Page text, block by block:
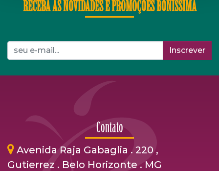
RECEBA AS NOVIDADES E PROMOÇÕES BONÍSSIMA
Inscrever
Contato
Avenida Raja Gabaglia . 220 ,
Gutierrez . Belo Horizonte . MG